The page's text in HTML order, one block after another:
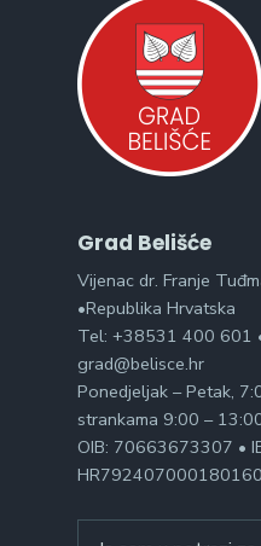
Grad Belišće
Vijenac dr. Franje
•Republika Hrvatska
Tel: +38531 400 601
grad@belisce.hr
Ponedjeljak – Petak,
strankama 9:00 –
OIB: 70663673307 •